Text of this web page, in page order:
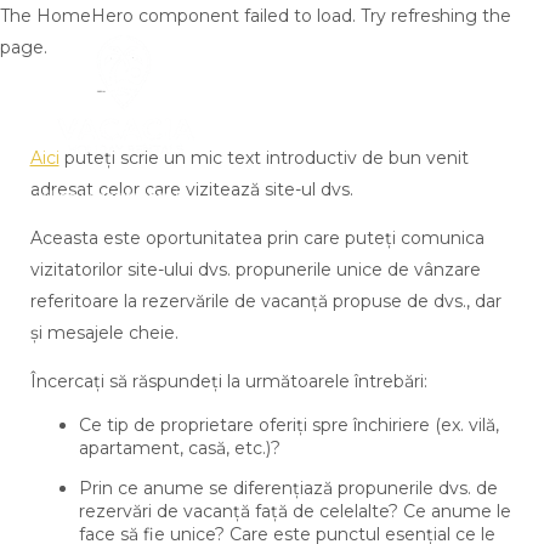
Villas | Apartments |
Acasă
Toate proprietatile ▾
Lista pe Vacacia
Contactati-ne
De ce să alegeți Vacacia
Administrare proprietăți în Gran Canaria
The HomeHero component failed to load. Try refreshing the
page.
Aici puteţi scrie un mic text introductiv de bun venit
adresat celor care vizitează site-ul dvs.
Aceasta este oportunitatea prin care puteţi comunica
vizitatorilor site-ului dvs. propunerile unice de vânzare
referitoare la rezervările de vacanţă propuse de dvs., dar
şi mesajele cheie.
Încercaţi să răspundeţi la următoarele întrebări:
Ce tip de proprietare oferiţi spre închiriere (ex. vilă,
apartament, casă, etc.)?
Prin ce anume se diferenţiază propunerile dvs. de
rezervări de vacanţă faţă de celelalte? Ce anume le
face să fie unice? Care este punctul esenţial ce le